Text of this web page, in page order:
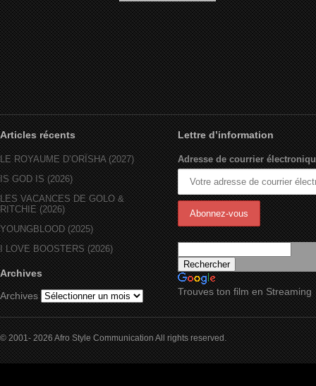
Shaft (2000)
Articles récents
LE ROYAUME D’ORÏSHA (2027)
IS GOD IS (2026)
LES VACANCES DE GOLO &
RITCHIE (2026)
YOUNGBLOOD (2025)
I LOVE BOOSTERS (2026)
Archives
Archives
Lettre d’information
Adresse de courrier
Trouves ton film en Streaming
© 2001- 2026 Afro Style Communication All rights reserved.